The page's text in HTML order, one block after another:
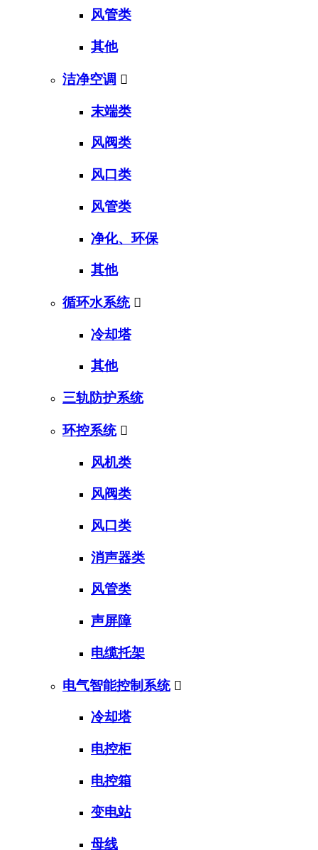
风管类
其他
洁净空调 
末端类
风阀类
风口类
风管类
净化、环保
其他
循环水系统 
冷却塔
其他
三轨防护系统
环控系统 
风机类
风阀类
风口类
消声器类
风管类
声屏障
电缆托架
电气智能控制系统 
冷却塔
电控柜
电控箱
变电站
母线